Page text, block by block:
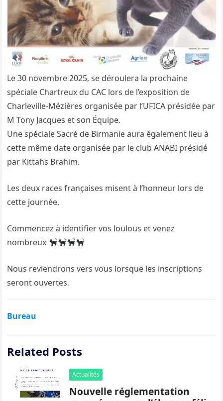
Le 30 novembre 2025, se déroulera la prochaine
spéciale Chartreux du CAC lors de l’exposition de
Charleville-Mézières organisée par l’UFICA présidée par
M Tony Jacques et son Équipe.
Une spéciale Sacré de Birmanie aura également lieu à
cette même date organisée par le club ANABI présidé
par Kittahs Brahim.
Les deux races françaises misent à l’honneur lors de
cette journée.
Commencez à identifier vos loulous et venez
nombreux
Nous reviendrons vers vous lorsque les inscriptions
seront ouvertes.
Bureau
Related Posts
Actualités
Nouvelle réglementation